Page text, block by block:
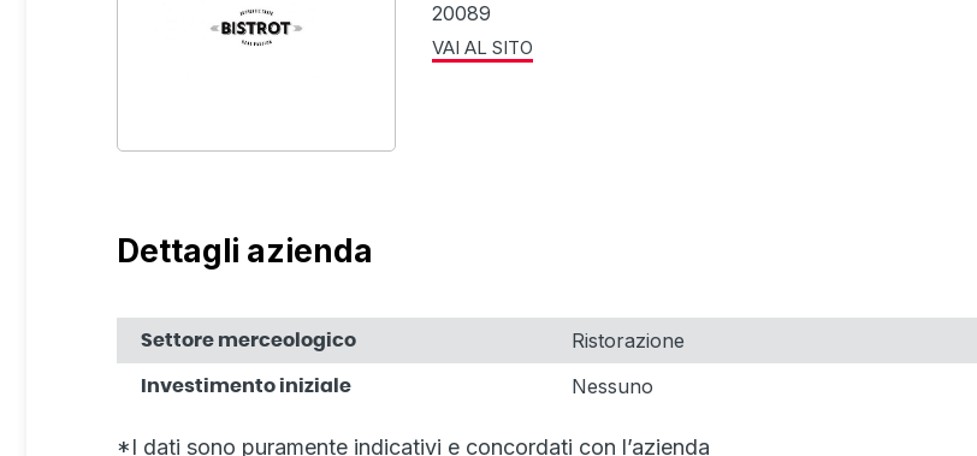
20089
VAI AL SITO
Dettagli azienda
Settore merceologico Ristorazione
Investimento iniziale Nessuno
*I dati sono puramente indicativi e concordati con l’azienda